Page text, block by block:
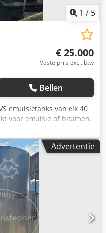
1 / 5
€ 25.000
Vaste prijs excl. btw
Bellen
emulsietanks van elk 40
voor emulsie of bitumen.
m. Dcodjxy Ivqopfx Albek
Advertentie